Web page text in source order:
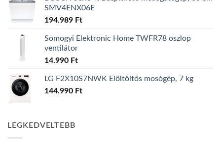
SMV4ENX06E
194.989 Ft
Somogyi Elektronic Home TWFR78 oszlop
ventilátor
14.990 Ft
LG F2X10S7NWK Elöltöltős mosógép, 7 kg
144.990 Ft
LEGKEDVELTEBB